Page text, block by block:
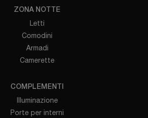
ZONA NOTTE
Letti
Comodini
Armadi
Camerette
COMPLEMENTI
Illuminazione
Porte per interni